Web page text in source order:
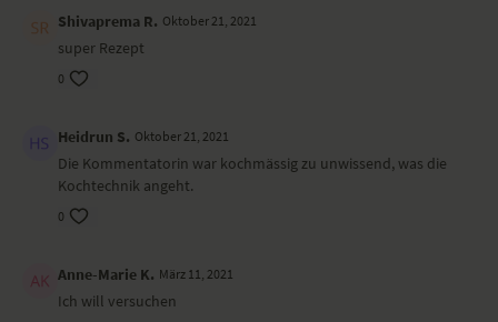
Shivaprema R. Oktober 21, 2021
super Rezept
0
Heidrun S. Oktober 21, 2021
Die Kommentatorin war kochmässig zu unwissend, was die
Kochtechnik angeht.
0
Anne-Marie K. März 11, 2021
Ich will versuchen